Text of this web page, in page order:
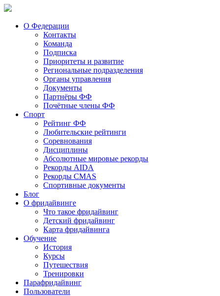
О Федерации
Контакты
Команда
Подписка
Приоритеты и развитие
Региональные подразделения
Органы управления
Документы
Партнёры ФФ
Почётные члены ФФ
Спорт
Рейтинг ФФ
Любительские рейтинги
Соревнования
Дисциплины
Абсолютные мировые рекорды
Рекорды AIDA
Рекорды CMAS
Спортивные документы
Блог
О фридайвинге
Что такое фридайвинг
Детский фридайвинг
Карта фридайвинга
Обучение
История
Курсы
Путешествия
Тренировки
Парафридайвинг
Пользователи